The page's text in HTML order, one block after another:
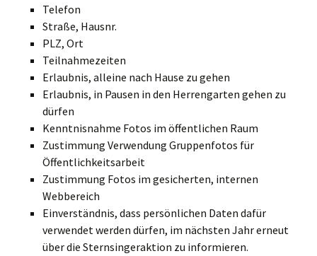
Telefon
Straße, Hausnr.
PLZ, Ort
Teilnahmezeiten
Erlaubnis, alleine nach Hause zu gehen
Erlaubnis, in Pausen in den Herrengarten gehen zu
dürfen
Kenntnisnahme Fotos im öffentlichen Raum
Zustimmung Verwendung Gruppenfotos für
Öffentlichkeitsarbeit
Zustimmung Fotos im gesicherten, internen
Webbereich
Einverständnis, dass persönlichen Daten dafür
verwendet werden dürfen, im nächsten Jahr erneut
über die Sternsingeraktion zu informieren.